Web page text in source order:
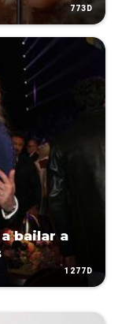
773D
bailar a
1277D